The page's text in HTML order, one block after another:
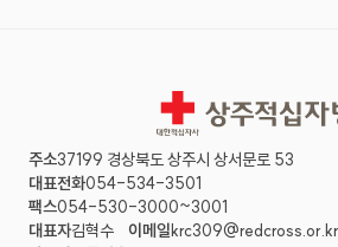
상주적십자병원
주소37199 경상북도 상주시 상서문로 53
대표전화054-534-3501
팩스054-530-3000~3001
대표자김혁수 이메일krc309@redcross.or.kr